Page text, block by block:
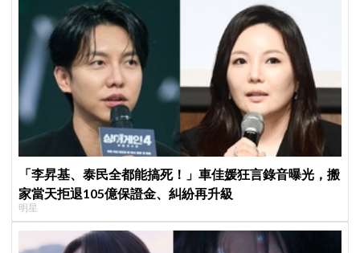
「李昇基、泰民全都能搞死！」車佳媛狂言錄音曝光，搬
家當天拒退105億保證金、糾紛再升級
明星